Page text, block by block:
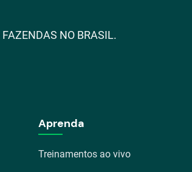
NO BRASIL.
Aprenda
Treinamentos ao vivo